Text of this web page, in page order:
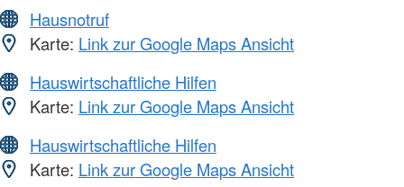
Hausnotruf
Karte: Link zur Google Maps Ansicht
Hauswirtschaftliche Hilfen
Karte: Link zur Google Maps Ansicht
Hauswirtschaftliche Hilfen
Karte: Link zur Google Maps Ansicht